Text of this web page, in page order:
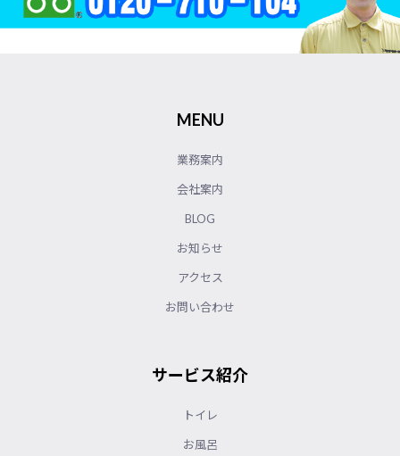
MENU
業務案内
会社案内
BLOG
お知らせ
アクセス
お問い合わせ
サービス紹介
トイレ
お風呂